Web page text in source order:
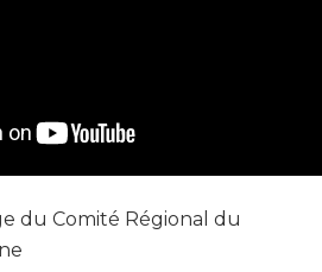
du Comité Régional du